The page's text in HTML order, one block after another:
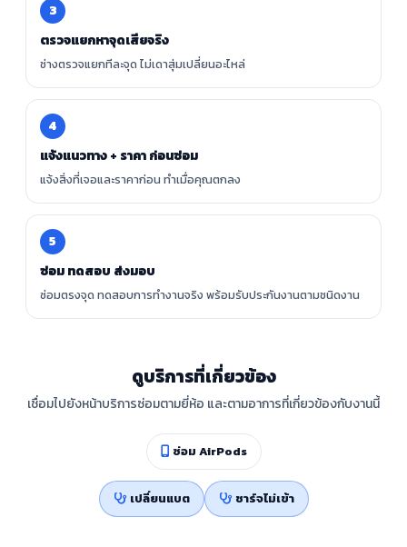
3
ตรวจแยกหาจุดเสียจริง
ช่างตรวจแยกทีละจุด ไม่เดาสุ่มเปลี่ยนอะไหล่
4
แจ้งแนวทาง + ราคา ก่อนซ่อม
แจ้งสิ่งที่เจอและราคาก่อน ทำเมื่อคุณตกลง
5
ซ่อม ทดสอบ ส่งมอบ
ซ่อมตรงจุด ทดสอบการทำงานจริง พร้อมรับประกันงานตามชนิดงาน
ดูบริการที่เกี่ยวข้อง
เชื่อมไปยังหน้าบริการซ่อมตามยี่ห้อ และตามอาการที่เกี่ยวข้องกับงานนี้
ซ่อม AirPods
เปลี่ยนแบต ชาร์จไม่เข้า